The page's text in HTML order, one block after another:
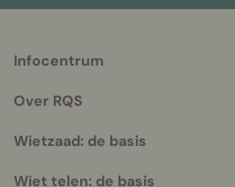
info
Infocentrum
Over RQS
Wietzaad: de basis
Wiet telen: de basis